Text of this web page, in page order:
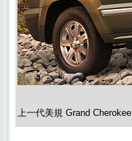
上一代美規 Grand Cherokee